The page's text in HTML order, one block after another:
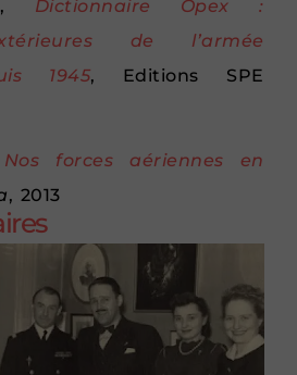
Dictionnaire Opex :
de l’armée
1945, Editions SPE
Nos forces aériennes en
, 2013